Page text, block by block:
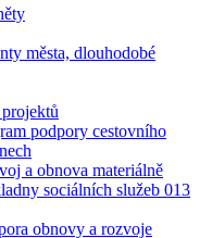
města, dlouhodobé
podpory cestovního
a obnova materiálně
sociálních služeb 013
obnovy a rozvoje